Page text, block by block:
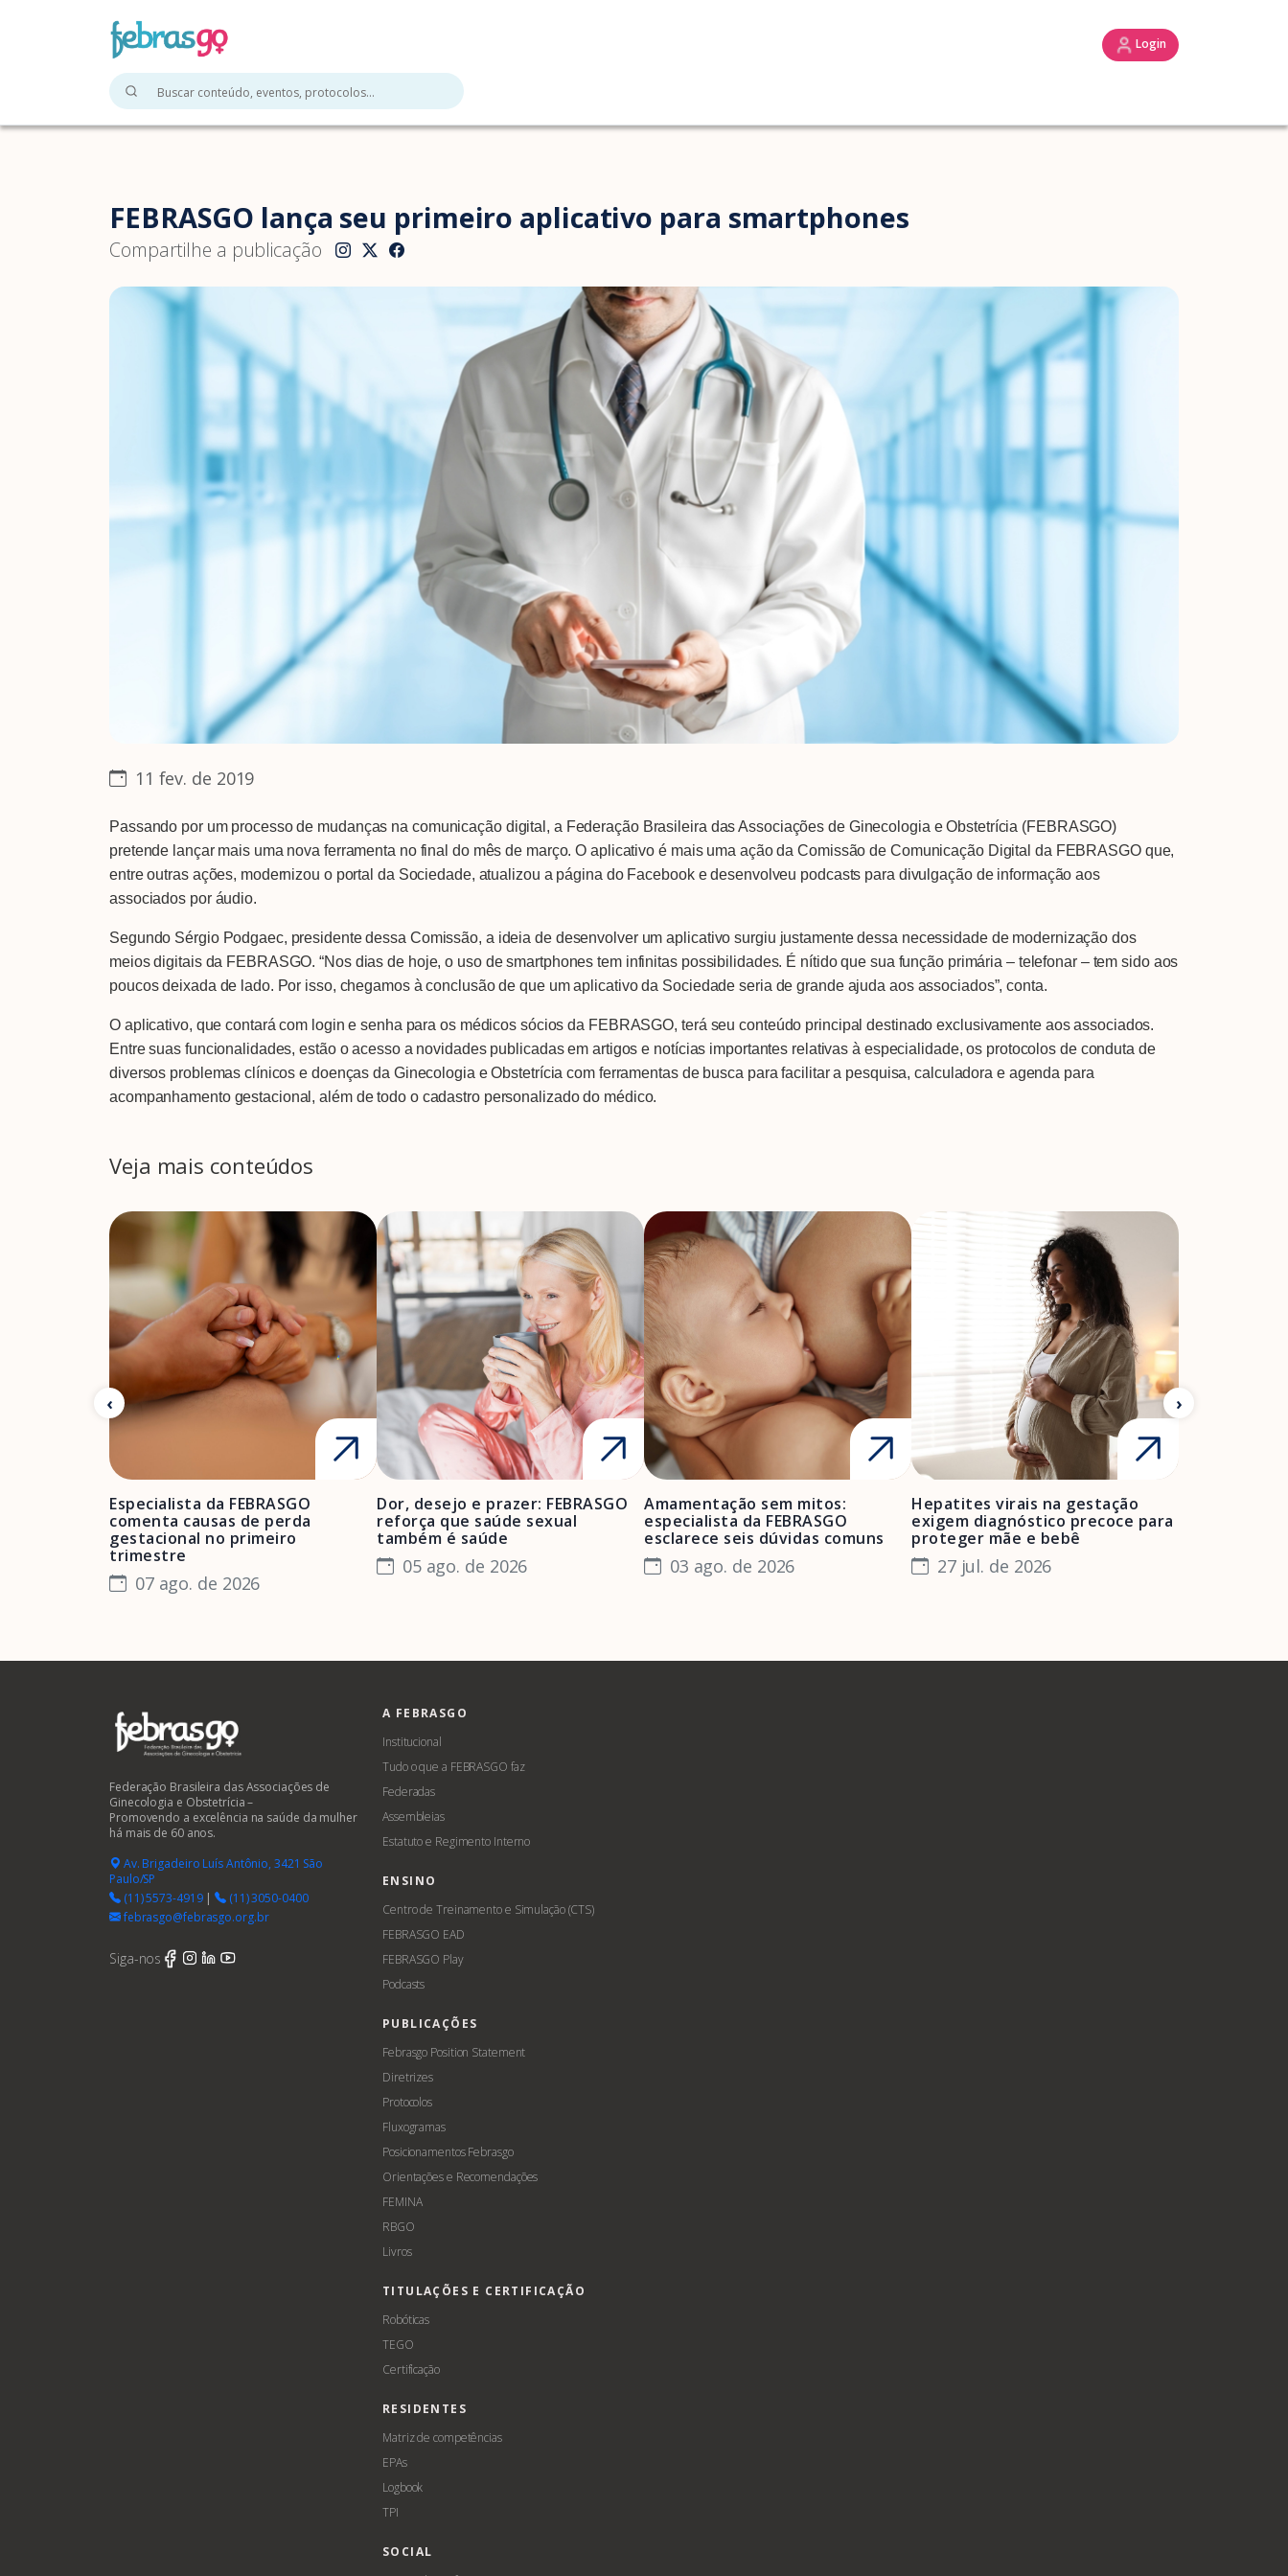
Login
A Febrasgo Ensino Publicações
FEBRASGO lança seu primeiro aplicativo para smartphones
Compartilhe a publicação
11 fev. de 2019
Passando por um processo de mudanças na comunicação digital, a Federação Brasileira das Associações de Ginecologia e Obstetrícia (FEBRASGO)
pretende lançar mais uma nova ferramenta no final do mês de março. O aplicativo é mais uma ação da Comissão de Comunicação Digital da FEBRASGO que,
entre outras ações, modernizou o portal da Sociedade, atualizou a página do Facebook e desenvolveu podcasts para divulgação de informação aos
associados por áudio.
Segundo Sérgio Podgaec, presidente dessa Comissão, a ideia de desenvolver um aplicativo surgiu justamente dessa necessidade de modernização dos
meios digitais da FEBRASGO. “Nos dias de hoje, o uso de smartphones tem infinitas possibilidades. É nítido que sua função primária – telefonar – tem sido aos
poucos deixada de lado. Por isso, chegamos à conclusão de que um aplicativo da Sociedade seria de grande ajuda aos associados”, conta.
O aplicativo, que contará com login e senha para os médicos sócios da FEBRASGO, terá seu conteúdo principal destinado exclusivamente aos associados.
Entre suas funcionalidades, estão o acesso a novidades publicadas em artigos e notícias importantes relativas à especialidade, os protocolos de conduta de
diversos problemas clínicos e doenças da Ginecologia e Obstetrícia com ferramentas de busca para facilitar a pesquisa, calculadora e agenda para
acompanhamento gestacional, além de todo o cadastro personalizado do médico.
Veja mais conteúdos
Especialista da FEBRASGO
comenta causas de perda
gestacional no primeiro
trimestre
07 ago. de 2026
Dor, desejo e prazer: FEBRASGO
reforça que saúde sexual
também é saúde
05 ago. de 2026
Amamentação sem mitos:
especialista da FEBRASGO
esclarece seis dúvidas comuns
03 ago. de 2026
Hepatites virais na gestação
exigem diagnóstico precoce para
proteger mãe e bebê
27 jul. de 2026
Federação Brasileira das Associações de
Ginecologia e Obstetrícia –
Promovendo a excelência na saúde da mulher
há mais de 60 anos.
Av. Brigadeiro Luís Antônio, 3421 São
Paulo/SP
(11) 5573-4919|
(11) 3050-0400
febrasgo@febrasgo.org.br
Siga-nos
A FEBRASGO
Institucional
Tudo o que a FEBRASGO faz
Federadas
Assembleias
Estatuto e Regimento Interno
ENSINO
Centro de Treinamento e Simulação (CTS)
FEBRASGO EAD
FEBRASGO Play
Podcasts
PUBLICAÇÕES
Febrasgo Position Statement
Diretrizes
Protocolos
Fluxogramas
Posicionamentos Febrasgo
Orientações e Recomendações
FEMINA
RBGO
Livros
TITULAÇÕES E CERTIFICAÇÃO
Robóticas
TEGO
Certificação
RESIDENTES
Matriz de competências
EPAs
Logbook
TPI
SOCIAL